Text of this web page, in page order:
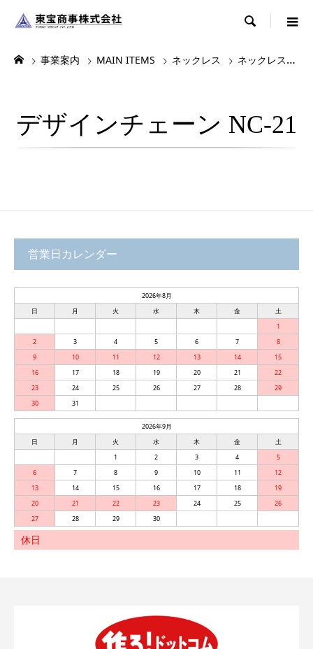

事業案内 MAIN ITEMS ネックレス ネックレス・チョーカー
デザインチェーン NC-21
営業日カレンダー
2026年8月
日
月 火 水 木 金
土
1
2
3 4 5 6 7
8
9
10 11 12 13 14
15
16
17 18 19 20 21
22
23
24 25 26 27 28
29
30
31
2026年9月
日
月 火 水 木 金
土
1
2 3 4
5
6
7 8 9 10 11
12
13
14 15 16 17 18
19
20
21 22 23 24 25
26
27
28 29 30
休日